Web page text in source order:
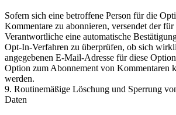
Sofern sich eine betroffene Person für die
Kommentare zu abonnieren, versendet der
Verantwortliche eine automatische
Opt-In-Verfahren zu überprüfen, ob sich
angegebenen E-Mail-Adresse für diese
Option zum Abonnement von Kommentaren
werden.
9. Routinemäßige Löschung und Sperrung
Daten